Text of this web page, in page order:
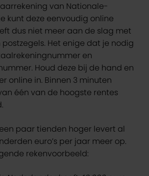
van Nationale-
kunt deze eenvoudig online
dus niet meer aan de slag met
Het enige dat je nodig
en
Houd deze bij de hand en
online in. Binnen 3 minuten
één van de hoogste rentes
paar tienden hoger levert al
euro’s per jaar meer op.
rekenvoorbeeld: